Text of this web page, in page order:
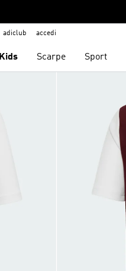
adiclub accedi
Kids Scarpe Sport